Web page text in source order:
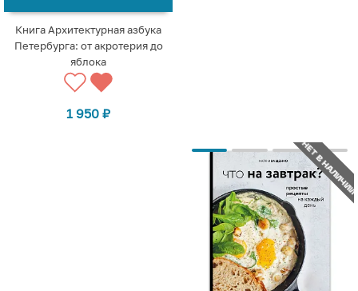
Книга Архитектурная азбука
Петербурга: от акротерия до
яблока
1 950 ₽
НЕТ В НАЛИЧИИ